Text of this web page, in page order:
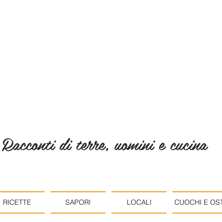
Racconti di terre, uomini e cucina
RICETTE SAPORI LOCALI CUOCHI E